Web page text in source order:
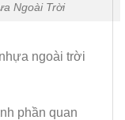
Ngoài Trời
ngoài trời
phần quan